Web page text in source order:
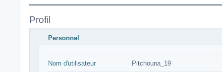
Profil
Personnel
Nom d'utilisateur Pitchouna_19